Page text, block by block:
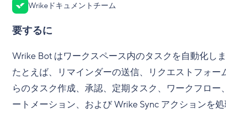
Wrikeドキュメントチーム
要するに
Wrike Bot はワークスペース内のタスクを自動化し
たとえば、リマインダーの送信、リクエストフォー
らのタスク作成、承認、定期タスク、ワークフロー
ートメーション、および Wrike Sync アクションを